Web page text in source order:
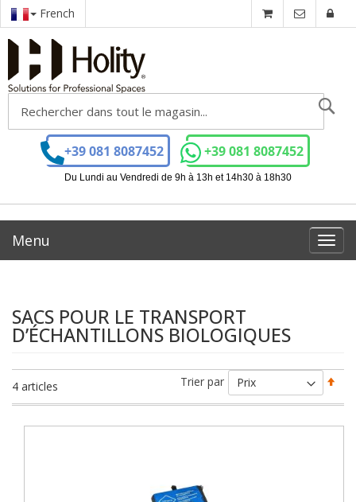
French
+39 081 8087452 +39 081 8087452
Du Lundi au Vendredi de 9h à 13h et 14h30 à 18h30
Menu
SACS POUR LE TRANSPORT
D’ÉCHANTILLONS BIOLOGIQUES
4 articles Trier par